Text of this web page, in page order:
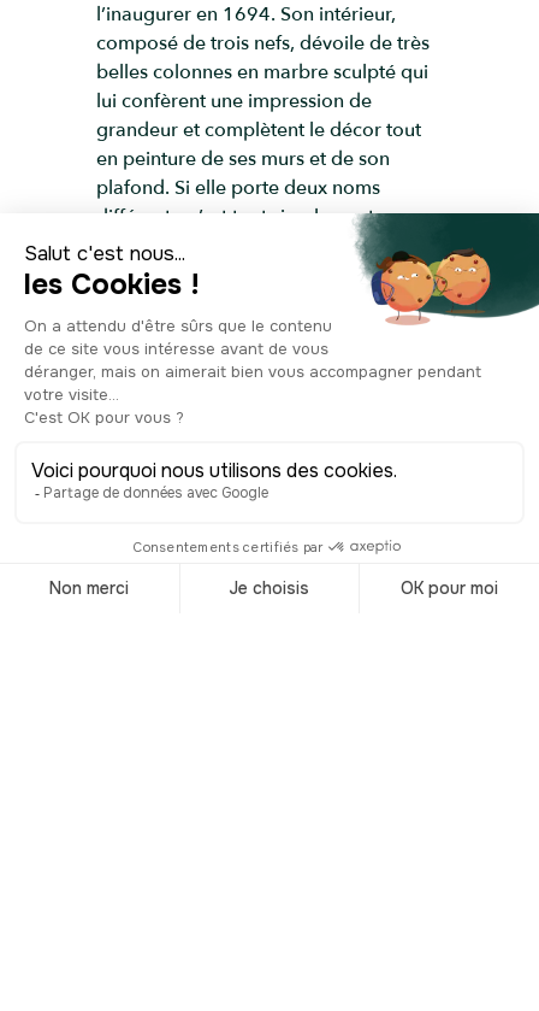
l’inaugurer en 1694. Son intérieur,
composé de trois nefs, dévoile de très
belles colonnes en marbre sculpté qui
lui confèrent une impression de
grandeur et complètent le décor tout
en peinture de ses murs et de son
plafond. Si elle porte deux noms
différents, c’est tout simplement parce
que Saint-Bartolomé était le nom de
l’ancienne église et qu’avec l’arrivée de
l’Ordre des Théatins, elle sera dédiée
également à leur fondateur, Saint
Gaétan. Je ne peux que vous conseiller
d’y entrer pour découvrir par vous-
même ses somptueux décors.